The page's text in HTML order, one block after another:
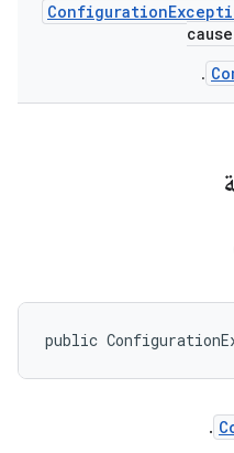
Configuration
cause
.
public
.